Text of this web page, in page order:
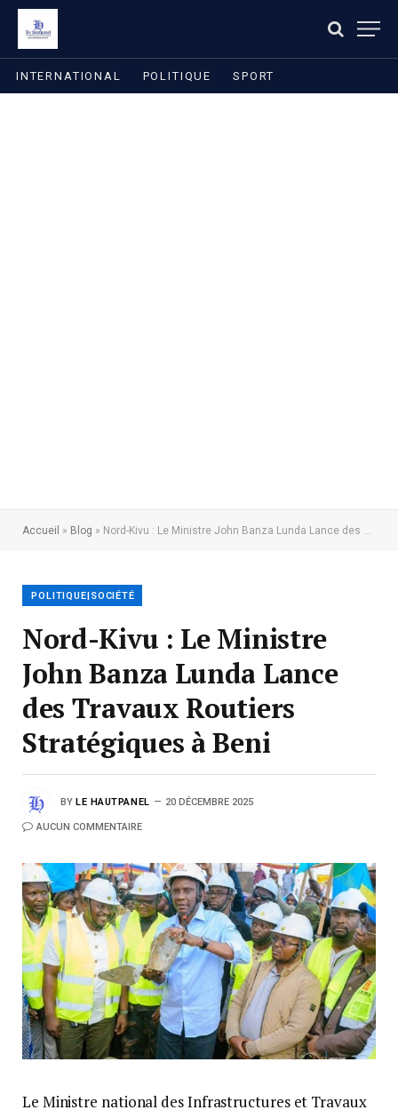
INTERNATIONAL POLITIQUE SPORT
Accueil » Blog » Nord-Kivu : Le Ministre John Banza Lunda Lance des Travaux Routiers Stratégiques à Beni
POLITIQUE|SOCIÉTÉ
Nord-Kivu : Le Ministre
John Banza Lunda Lance
des Travaux Routiers
Stratégiques à Beni
BY LE HAUTPANEL 20 DÉCEMBRE 2025
AUCUN COMMENTAIRE
Le Ministre national des Infrastructures et Travaux